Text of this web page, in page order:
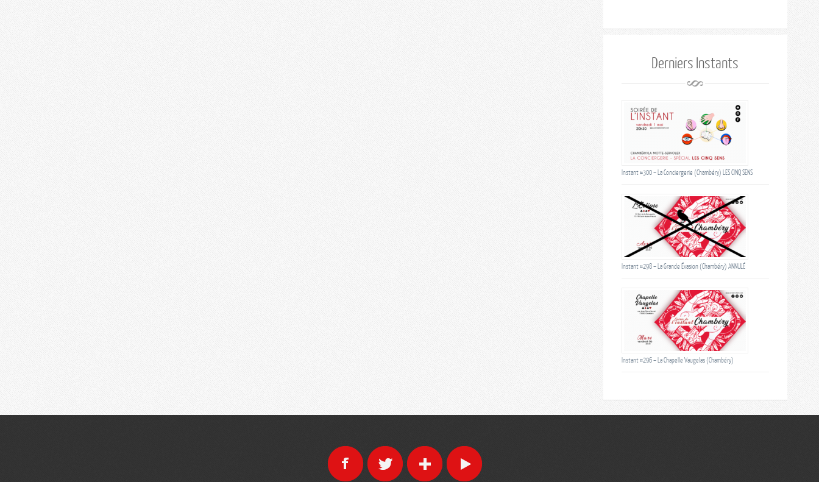
Derniers Instants
Instant #300 – La Conciergerie (Chambéry) LES CINQ SENS
Instant #298 – La Grande Évasion (Chambéry) ANNULÉ
Instant #296 – La Chapelle Vaugelas (Chambéry)